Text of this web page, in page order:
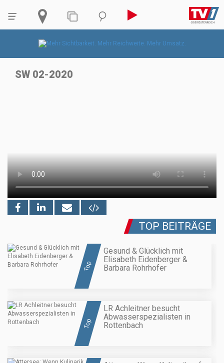
SW 02-2020
TOP BEITRÄGE
Top
Gesund & Glücklich mit
Elisabeth Eidenberger &
Barbara Rohrhofer
Top
LR Achleitner besucht
Abwasserspezialisten in
Rottenbach